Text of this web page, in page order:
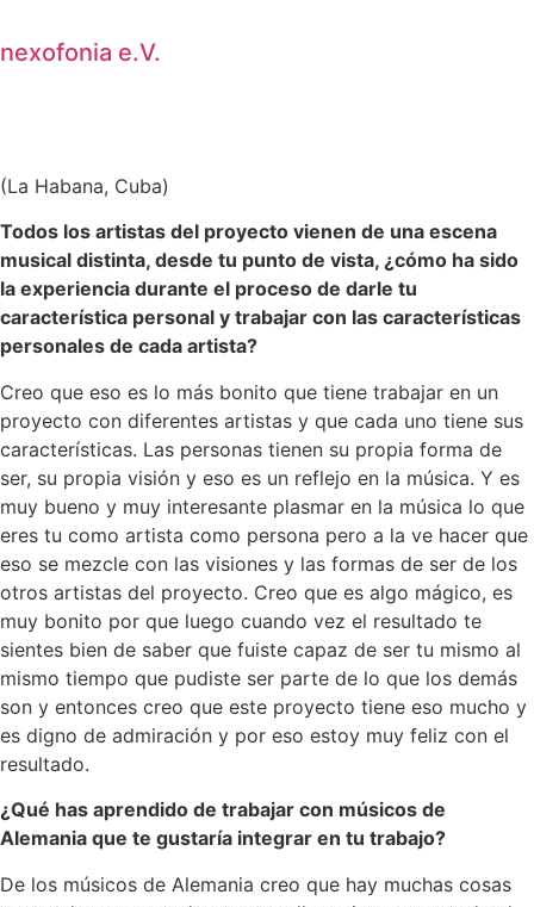
nexofonia e.V.
(La Habana, Cuba)
Todos los artistas del proyecto vienen de una escena
musical distinta, desde tu punto de vista, ¿cómo ha sido
la experiencia durante el proceso de darle tu
característica personal y trabajar con las características
personales de cada artista?
Creo que eso es lo más bonito que tiene trabajar en un
proyecto con diferentes artistas y que cada uno tiene sus
características. Las personas tienen su propia forma de
ser, su propia visión y eso es un reflejo en la música. Y es
muy bueno y muy interesante plasmar en la música lo que
eres tu como artista como persona pero a la ve hacer que
eso se mezcle con las visiones y las formas de ser de los
otros artistas del proyecto. Creo que es algo mágico, es
muy bonito por que luego cuando vez el resultado te
sientes bien de saber que fuiste capaz de ser tu mismo al
mismo tiempo que pudiste ser parte de lo que los demás
son y entonces creo que este proyecto tiene eso mucho y
es digno de admiración y por eso estoy muy feliz con el
resultado.
¿Qué has aprendido de trabajar con músicos de
Alemania que te gustaría integrar en tu trabajo?
De los músicos de Alemania creo que hay muchas cosas